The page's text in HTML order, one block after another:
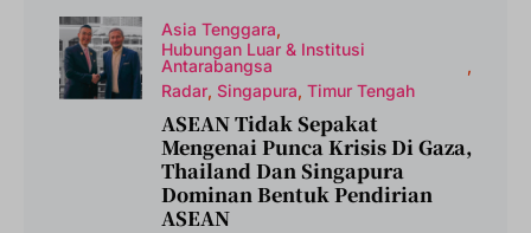
Asia Tenggara
Hubungan Luar & Institusi
Antarabangsa
Radar Singapura Timur Tengah
ASEAN Tidak Sepakat
Mengenai Punca Krisis Di Gaza,
Thailand Dan Singapura
Dominan Bentuk Pendirian
ASEAN